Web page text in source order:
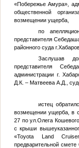
«Побережье Амура»,
общественной
возмещении ущерба,
по
представителя
районного суда
Заслушав
представителя
администрации г.
Д.К. – Матвеева А.Д.,
истец
возмещении ущерба, в
27 по ул.Олега
с крыши
«Toyota Land
предварительной